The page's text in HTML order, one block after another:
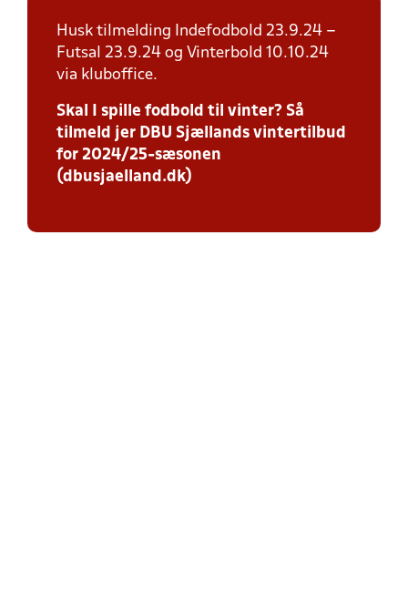
Husk tilmelding Indefodbold 23.9.24 –
Futsal 23.9.24 og Vinterbold 10.10.24
via kluboffice.
Skal I spille fodbold til vinter? Så
tilmeld jer DBU Sjællands vintertilbud
for 2024/25-sæsonen
(dbusjaelland.dk)